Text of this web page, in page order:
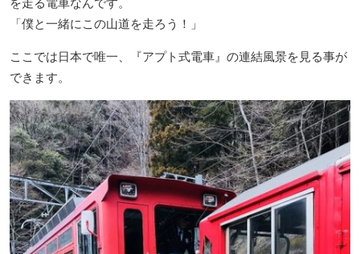
を走る電車なんです。
「僕と一緒にこの山道を走ろう！」
ここでは日本で唯一、『アプト式電車』の連結風景を見る事が
できます。